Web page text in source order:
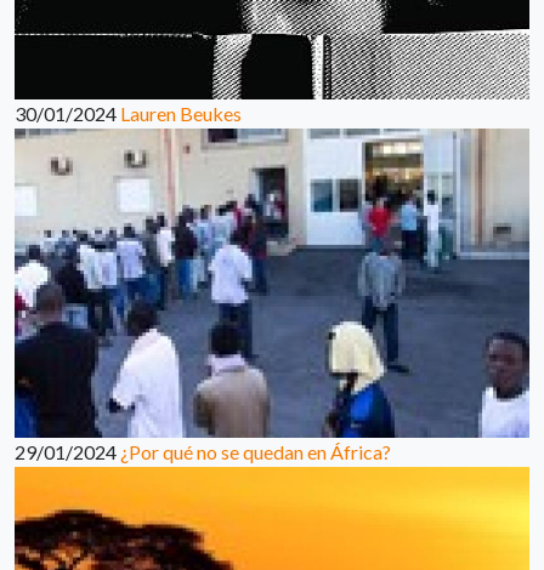
30/01/2024 Lauren Beukes
29/01/2024 ¿Por qué no se quedan en África?